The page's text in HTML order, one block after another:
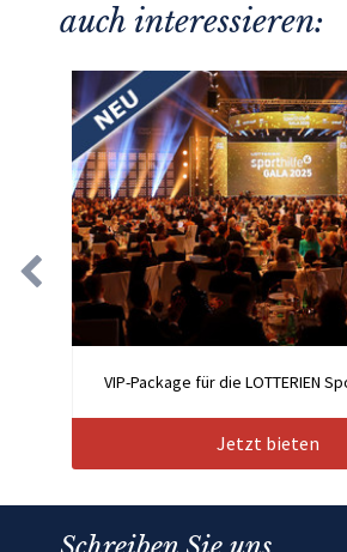
auch interessieren:
VIP-Package für die LOTTERIEN
Jetzt bieten